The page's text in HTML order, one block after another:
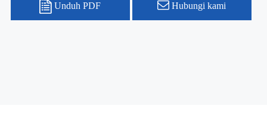
Unduh PDF Hubungi kami